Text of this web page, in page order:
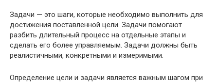
Задачи — это шаги, которые необходимо выполнить для
достижения поставленной цели. Задачи помогают
разбить длительный процесс на отдельные этапы и
сделать его более управляемым. Задачи должны быть
реалистичными, конкретными и измеримыми.
Определение цели и задачи является важным шагом при